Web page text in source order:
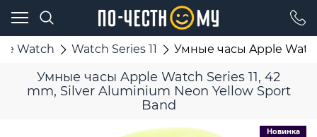
Watch Watch Series 11 Умные часы Apple
Умные часы Apple Watch Series 11, 42
mm, Silver Aluminium Neon Yellow Sport
Band
Новинка